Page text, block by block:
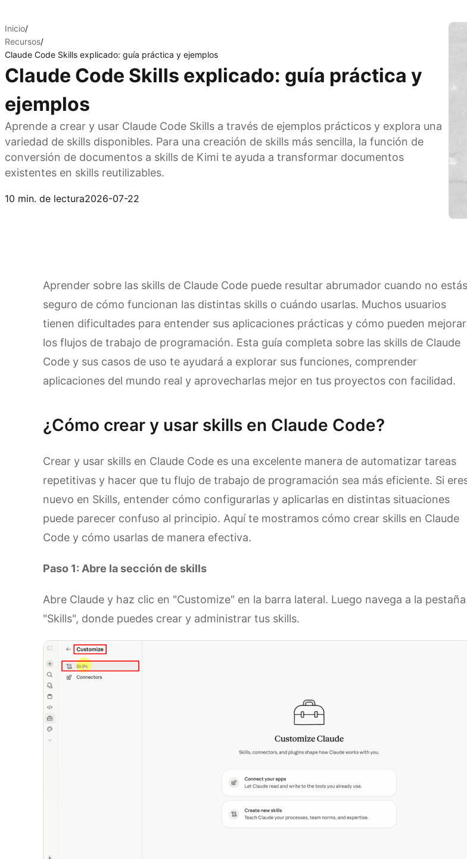
Inicio/
Recursos/
Claude Code Skills explicado: guía práctica y ejemplos
Claude Code Skills explicado: guía práctica y
ejemplos
Aprende a crear y usar Claude Code Skills a través de ejemplos prácticos y explora una
variedad de skills disponibles. Para una creación de skills más sencilla, la función de
conversión de documentos a skills de Kimi te ayuda a transformar documentos
existentes en skills reutilizables.
10 min. de lectura2026-07-22
Aprender sobre las skills de Claude Code puede resultar abrumador cuando no estás
seguro de cómo funcionan las distintas skills o cuándo usarlas. Muchos usuarios
tienen dificultades para entender sus aplicaciones prácticas y cómo pueden mejorar
los flujos de trabajo de programación. Esta guía completa sobre las skills de Claude
Code y sus casos de uso te ayudará a explorar sus funciones, comprender
aplicaciones del mundo real y aprovecharlas mejor en tus proyectos con facilidad.
¿Cómo crear y usar skills en Claude Code?
Crear y usar skills en Claude Code es una excelente manera de automatizar tareas
repetitivas y hacer que tu flujo de trabajo de programación sea más eficiente. Si
nuevo en Skills, entender cómo configurarlas y aplicarlas en distintas situaciones
puede parecer confuso al principio. Aquí te mostramos cómo crear skills en Claude
Code y cómo usarlas de manera efectiva.
Paso 1: Abre la sección de skills
Abre Claude y haz clic en "Customize" en la barra lateral. Luego navega a la pestaña
"Skills", donde puedes crear y administrar tus skills.